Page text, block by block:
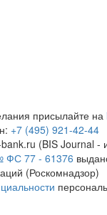
присылайте на
+7 (495) 921-42-44
(BIS Journal -
ФС 77 - 61376
(Роскомнадзор)